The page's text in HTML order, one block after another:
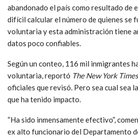
abandonado el país como resultado de
difícil calcular el número de quienes se
voluntaria y esta administración tiene
datos poco confiables.
Según un conteo, 116 mil inmigrantes
voluntaria, reportó The New York Times
oficiales que revisó. Pero sea cual sea
que ha tenido impacto.
“Ha sido inmensamente efectivo”,
ex alto funcionario del Departamento